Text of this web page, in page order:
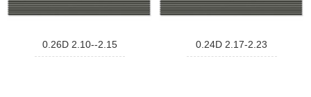
0.26D 2.10--2.15 0.24D 2.17-2.23